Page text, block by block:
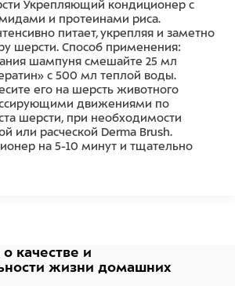
Укрепляющий кондиционер с
и протеинами риса.
питает, укрепляя и заметно
шерсти. Способ применения:
шампуня смешайте 25 мл
с 500 мл теплой воды.
его на шерсть животного
движениями по
шерсти, при необходимости
или расческой Derma Brush.
на 5-10 минут и тщательно
хлорид, гидролизованный
3, аминокислоты сои,
серин, аргинина
качестве и
жизни домашних